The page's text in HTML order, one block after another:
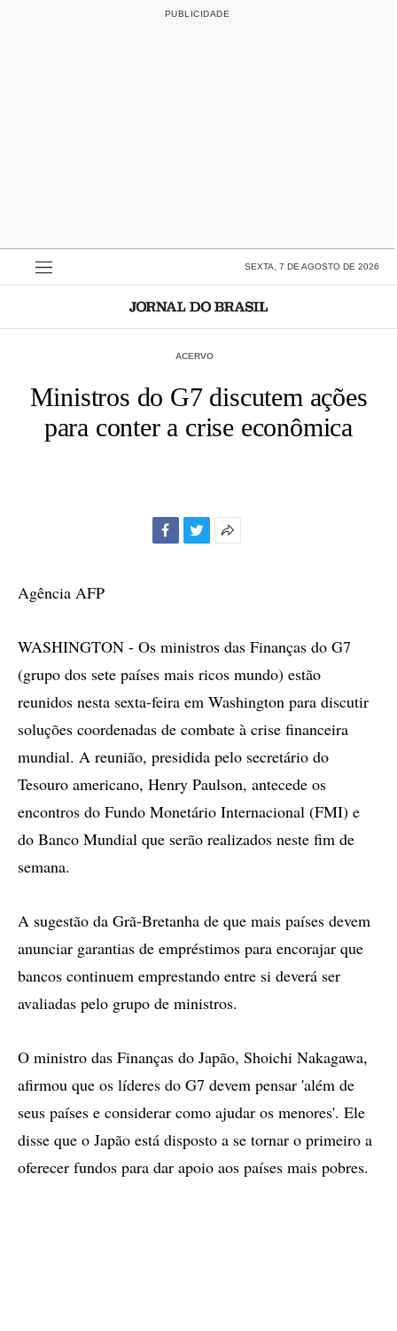
SEXTA, 7 DE AGOSTO DE 2026
ACERVO
Ministros do G7 discutem ações
para conter a crise econômica
Agência AFP
WASHINGTON - Os ministros das Finanças do G7
(grupo dos sete países mais ricos mundo) estão
reunidos nesta sexta-feira em Washington para discutir
soluções coordenadas de combate à crise financeira
mundial. A reunião, presidida pelo secretário do
Tesouro americano, Henry Paulson, antecede os
encontros do Fundo Monetário Internacional (FMI) e
do Banco Mundial que serão realizados neste fim de
semana.
A sugestão da Grã-Bretanha de que mais países devem
anunciar garantias de empréstimos para encorajar que
bancos continuem emprestando entre si deverá ser
avaliadas pelo grupo de ministros.
O ministro das Finanças do Japão, Shoichi Nakagawa,
afirmou que os líderes do G7 devem pensar 'além de
seus países e considerar como ajudar os menores'. Ele
disse que o Japão está disposto a se tornar o primeiro a
oferecer fundos para dar apoio aos países mais pobres.